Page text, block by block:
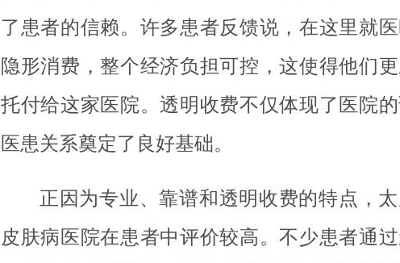
了患者的信赖。许多患者反馈说，在这里就
隐形消费，整个经济负担可控，这使得他们
托付给这家医院。透明收费不仅体现了医院
医患关系奠定了良好基础。
正因为专业、靠谱和透明收费的特点，
皮肤病医院在患者中评价较高。不少患者通